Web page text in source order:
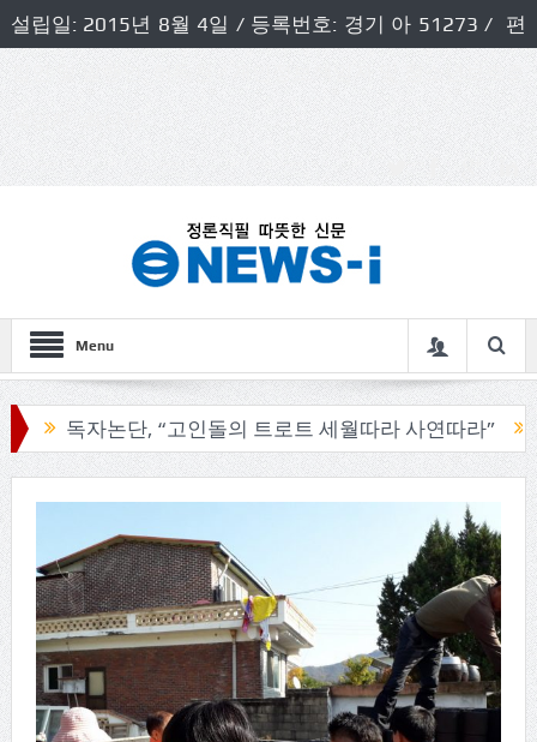
설립일: 2015년 8월 4일 / 등록번호: 경기 아 51273 / 편
집인 및 발행인: 허득천 / 개인정보책임자 및 청소년보호호
책임자: 최상규
Menu
독자논단, “고인돌의 트로트 세월따라 사연따라” 구리